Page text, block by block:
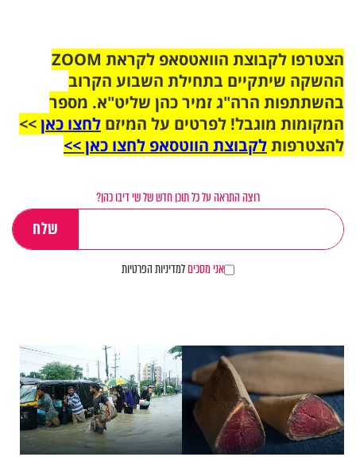
הצטרפו לקבוצת הוואטסאפ לקראת ZOOM
ההשקה שיתקיים בתחילת השבוע הקרוב
בהשתתפות הרה"ג זמיר כהן שליט"א. מספר
המקומות מוגבל! לפרטים על המיזם לחצו כאן>>
להצטרפותלקבוצת הווטסאפ לחצו כאן >>
רוצה התראה על כל תוכן חדש של שי דיבו כהן?
אני מסכיםלמדיניות הפרטיות